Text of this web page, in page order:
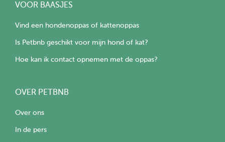
VOOR BAASJES
Vind een hondenoppas of kattenoppas
Is Petbnb geschikt voor mijn hond of kat?
Hoe kan ik contact opnemen met de oppas?
OVER PETBNB
Over ons
In de pers